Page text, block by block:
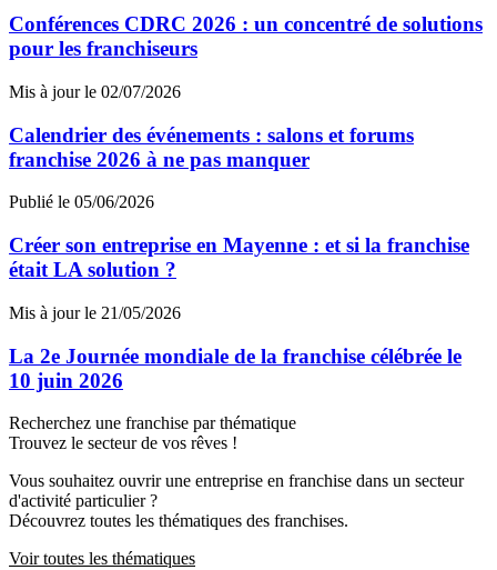
Conférences CDRC 2026 : un concentré de solutions
pour les franchiseurs
Mis à jour le 02/07/2026
Calendrier des événements : salons et forums
franchise 2026 à ne pas manquer
Publié le 05/06/2026
Créer son entreprise en Mayenne : et si la franchise
était LA solution ?
Mis à jour le 21/05/2026
La 2e Journée mondiale de la franchise célébrée le
10 juin 2026
Recherchez une franchise par thématique
Trouvez le secteur de vos rêves !
Vous souhaitez ouvrir une entreprise en franchise dans un secteur
d'activité particulier ?
Découvrez toutes les thématiques des franchises.
Voir toutes les thématiques